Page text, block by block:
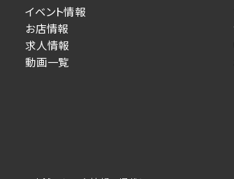
イベント情報
お店情報
求人情報
動画一覧